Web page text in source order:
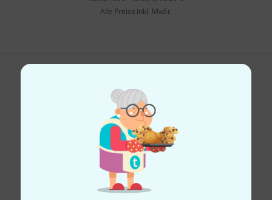
Alle Preise inkl. MwSt.
Hilfe & Feedback